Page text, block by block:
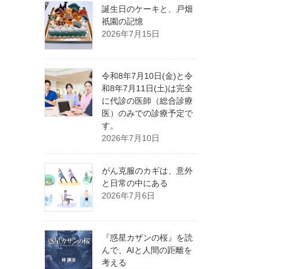
誕生日のケーキと、戸畑
祇園の記憶
2026年7月15日
令和8年7月10日(金)と令
和8年7月11日(土)は完全
に代診の医師（総合診療
医）のみでの診療予定で
す。
2026年7月10日
がん克服のカギは、意外
と日常の中にある
2026年7月6日
『惑星カザンの桜』を読
んで、AIと人間の距離を
考える